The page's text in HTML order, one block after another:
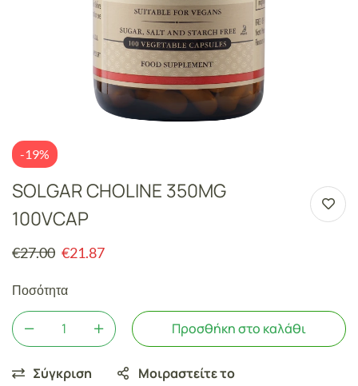
-19%
SOLGAR CHOLINE 350MG
100VCAP
€27.00 €21.87
Ποσότητα
Προσθήκη στο καλάθι
Σύγκριση Μοιραστείτε το